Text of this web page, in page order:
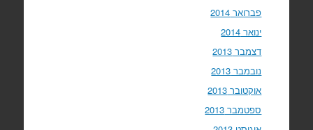
פברואר 2014
ינואר 2014
דצמבר 2013
נובמבר 2013
אוקטובר 2013
ספטמבר 2013